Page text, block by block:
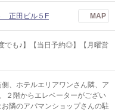
正田ビル５F MAP
でも♪】【当日予約◎】【月曜営
、ホテルエリアワンさん隣、ア
２階からエレベーターがござい
隣のアパマンショップさんの駐